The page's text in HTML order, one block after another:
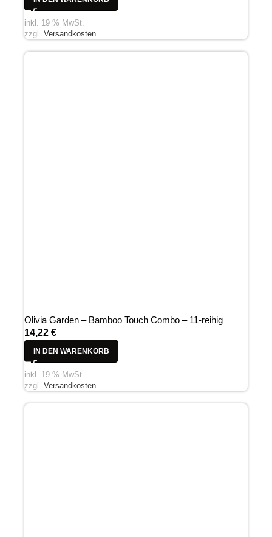
inkl. 19 % MwSt.
zzgl. Versandkosten
Olivia Garden – Bamboo Touch Combo – 11-reihig
14,22 €
IN DEN WARENKORB
inkl. 19 % MwSt.
zzgl. Versandkosten